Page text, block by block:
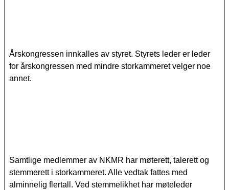
Årskongressen innkalles av styret. Styrets leder er leder
for årskongressen med mindre storkammeret velger noe
annet.
Samtlige medlemmer av NKMR har møterett, talerett og
stemmerett i storkammeret. Alle vedtak fattes med
alminnelig flertall. Ved stemmelikhet har møteleder